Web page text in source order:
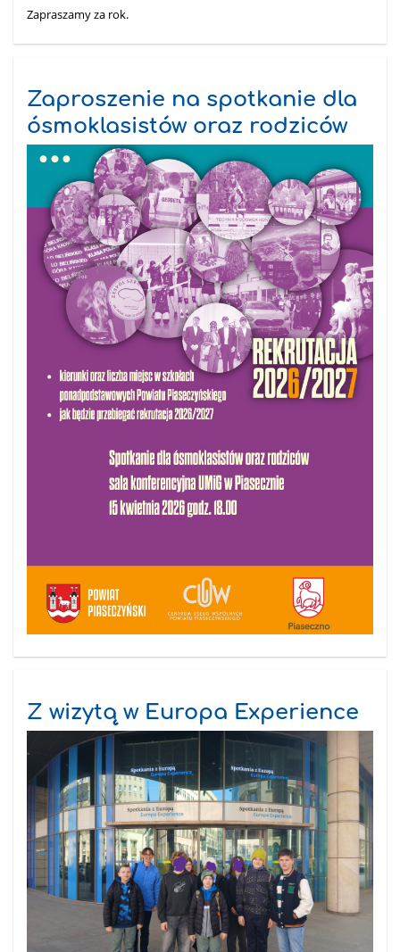
Zapraszamy za rok.
Zaproszenie na spotkanie dla
ósmoklasistów oraz rodziców
Z wizytą w Europa Experience